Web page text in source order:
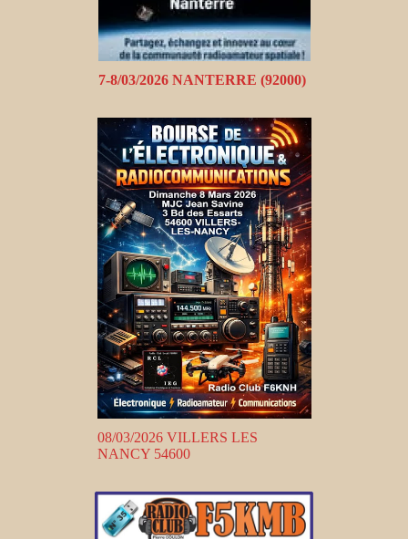
7-8/03/2026 NANTERRE (92000)
08/03/2026 VILLERS LES
NANCY 54600